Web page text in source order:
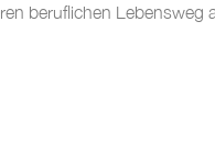
beruflichen